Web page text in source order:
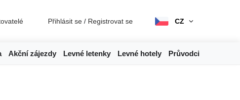
Přihlásit se / Registrovat se CZ
Akční zájezdy Levné letenky Levné hotely Průvodci